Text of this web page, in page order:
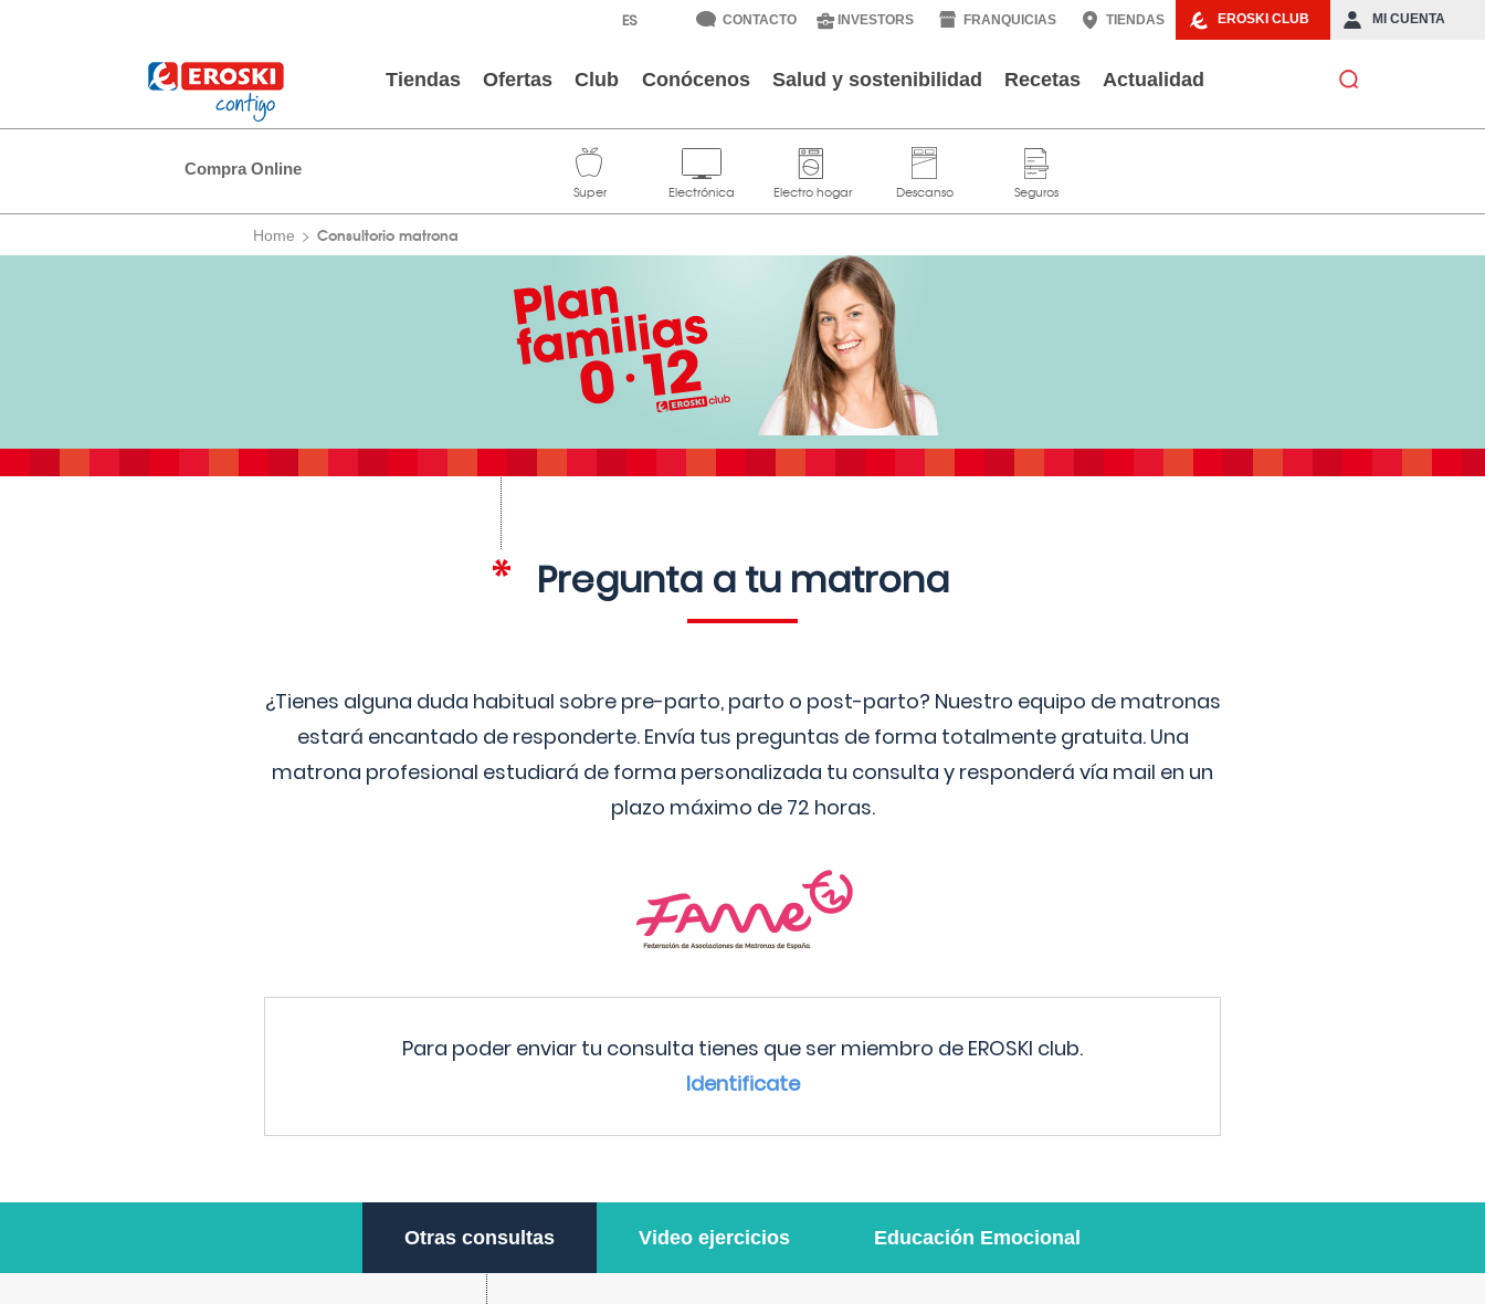
EROSKI CLUB MI CUENTA
CONTACTO INVESTORS FRANQUICIAS TIENDAS
Tiendas Ofertas Club Conócenos Salud y sostenibilidad Recetas Actualidad
Compra Online
Home Consultorio matrona
Pregunta a tu matrona
¿Tienes alguna duda habitual sobre pre-parto, parto o post-parto? Nuestro equipo de matronas
estará encantado de responderte. Envía tus preguntas de forma totalmente gratuita. Una
matrona profesional estudiará de forma personalizada tu consulta y responderá vía mail en un
plazo máximo de 72 horas.
Para poder enviar tu consulta tienes que ser miembro de EROSKI club.
Identificate
Otras consultas Video ejercicios Educación Emocional